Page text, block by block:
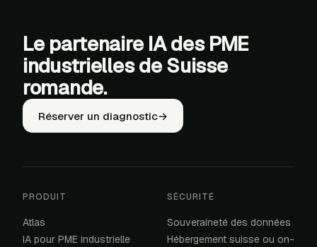
Le partenaire IA des PME
industrielles de Suisse
romande.
Réserver un diagnostic→
PRODUIT
Atlas
IA pour PME industrielle
SÉCURITÉ
Souveraineté des données
Hébergement suisse ou on-